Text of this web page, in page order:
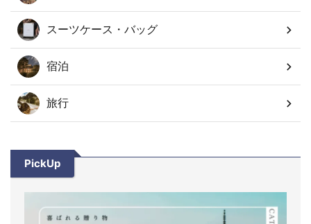
スーツケース・バッグ
宿泊
旅行
PickUp